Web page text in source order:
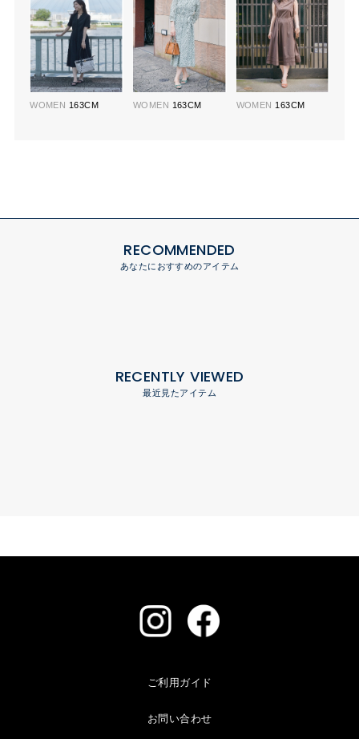
WOMEN 163CM WOMEN 163CM WOMEN 163CM
RECOMMENDED
あなたにおすすめのアイテム
RECENTLY VIEWED
最近見たアイテム
ご利用ガイド
お問い合わせ